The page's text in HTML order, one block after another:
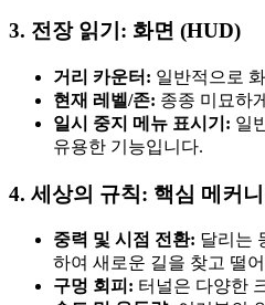
3. 전장 읽기: 화면 (HUD)
거리 카운터: 일반적으로
현재 레벨/존: 종종 미묘하
일시 중지 메뉴 표시기: 일
유용한 기능입니다.
4. 세상의 규칙: 핵심 메커
중력 및 시점 전환: 달리는
하여 새로운 길을 찾고 떨
구멍 회피: 터널은 다양한